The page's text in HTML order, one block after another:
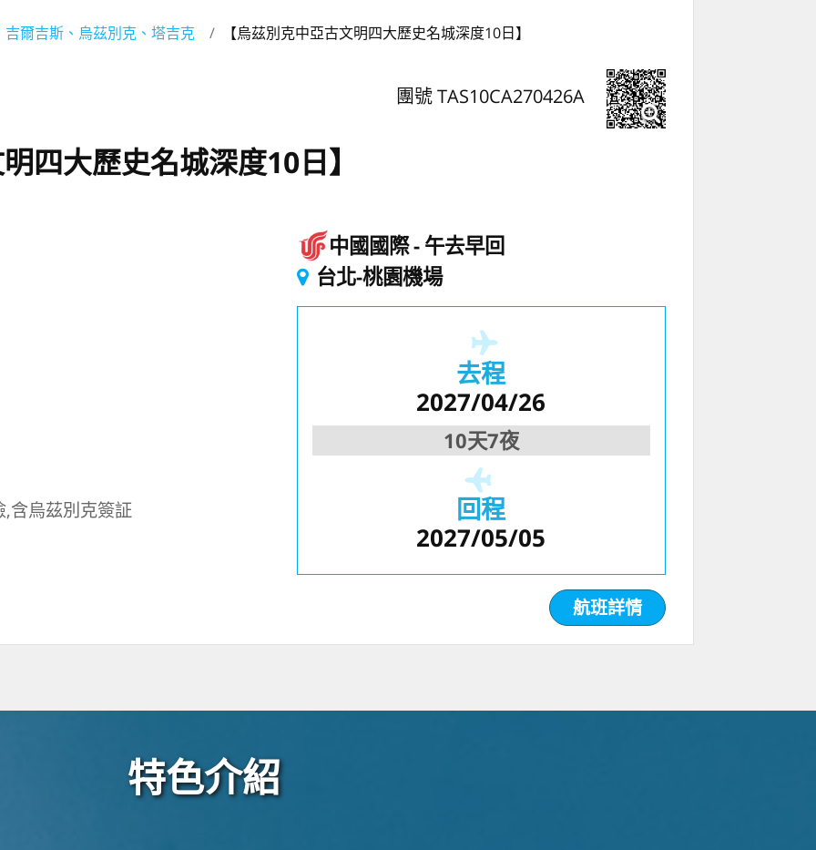
吉爾吉斯、烏茲別克、塔吉克 【烏茲別克中亞古文明四大歷史名城深度10日】
團號 TAS10CA270426A
四大歷史名城深度10日】
含烏茲別克簽証
中國國際 午去早回
台北-桃園機場
去程
2027/04/26
10天7夜
回程
2027/05/05
航班詳情
特色介紹